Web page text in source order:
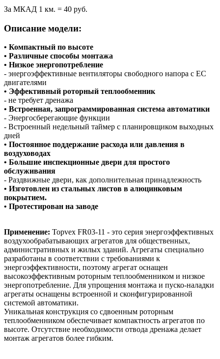
За МКАД 1 км. = 40 руб.
Описание модели:
• Компактный по высоте
• Различные способы монтажа
• Низкое энергопотребление
- энергоэффективные вентиляторы свободного напора с ЕС
двигателями
• Эффективный роторный теплообменник
- не требует дренажа
• Встроенная, запрограммированная система автоматики
- Энергосберегающие функции
- Встроенный недельный таймер с планировщиком выходных
дней
• Постоянное поддержание расхода или давления в
воздуховодах
• Большие инспекционные двери для простого
обслуживания
- Раздвижные двери, как дополнительная принадлежность
• Изготовлен из стальных листов в алюцинковым
покрытием.
• Протестирован на заводе
Применение: Topvex FR03-11 - это серия энергоэффективных
воздухообрабатывающих агрегатов для общественных,
административных и жилых зданий. Агрегаты специально
разработаны в соответствии с требованиями к
энергоэффективности, поэтому агрегат оснащен
высокоэффективным роторным теплообменником и низкое
энергопотребление. Для упрощения монтажа и пуско-наладки
агрегаты оснащены встроенной и сконфигурированной
системой автоматики.
Уникальная конструкция со сдвоенным роторным
теплообменником обеспечивает компактность агрегатов по
высоте. Отсутствие необходимости отвода дренажа делает
монтаж агрегатов более гибким.